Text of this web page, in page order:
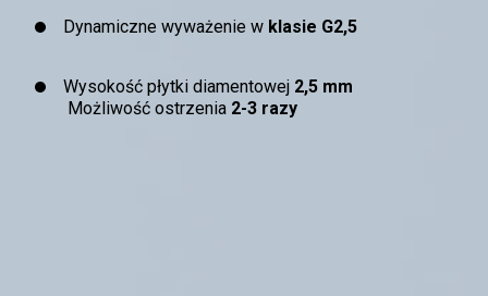
Dynamiczne wyważenie w klasie G2,5
Wysokość płytki diamentowej 2,5 mm
Możliwość ostrzenia 2-3 razy